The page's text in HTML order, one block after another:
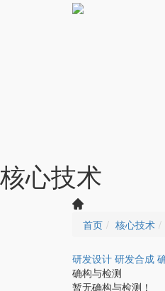
核心技术
首页 核心技术
研发设计 研发合成
确构与检测
暂无确构与检测！